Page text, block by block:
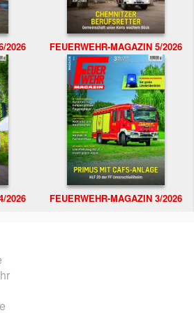
2026 FEUERWEHR-MAGAZIN 5/2026
2026 FEUERWEHR-MAGAZIN 3/2026